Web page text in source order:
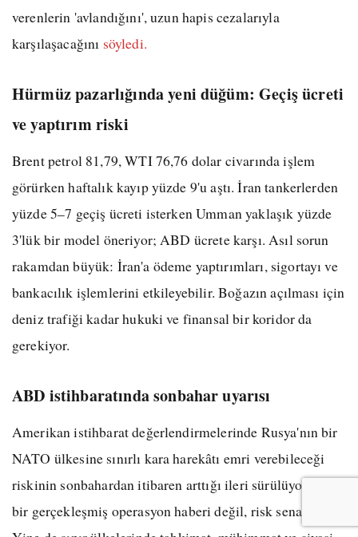
verenlerin 'avlandığını', uzun hapis cezalarıyla
karşılaşacağını söyledi.
Hürmüz pazarlığında yeni düğüm: Geçiş ücreti
ve yaptırım riski
Brent petrol 81,79, WTI 76,76 dolar civarında işlem
görürken haftalık kayıp yüzde 9'u aştı. İran tankerlerden
yüzde 5–7 geçiş ücreti isterken Umman yaklaşık yüzde
3'lük bir model öneriyor; ABD ücrete karşı. Asıl sorun
rakamdan büyük: İran'a ödeme yaptırımları, sigortayı ve
bankacılık işlemlerini etkileyebilir. Boğazın açılması için
deniz trafiği kadar hukuki ve finansal bir koridor da
gerekiyor.
ABD istihbaratında sonbahar uyarısı
Amerikan istihbarat değerlendirmelerinde Rusya'nın bir
NATO ülkesine sınırlı kara harekâtı emri verebileceği
riskinin sonbahardan itibaren arttığı ileri sürülüyor. Bu
bir gerçekleşmiş operasyon haberi değil, risk senaryosu.